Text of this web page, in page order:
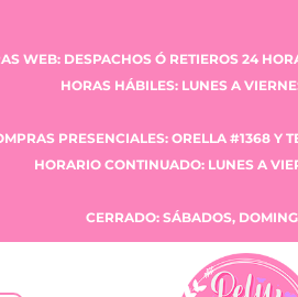
WEB: DESPACHOS Ó RETIEROS 24
HORAS HÁBILES: LUNES A
PRESENCIALES: ORELLA #1368 Y
HORARIO CONTINUADO: LUNES A
CERRADO: SÁBADOS,